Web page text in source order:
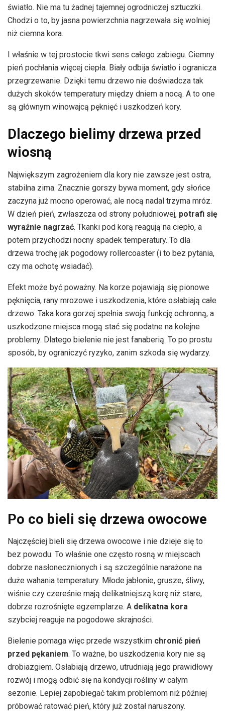
światło. Nie ma tu żadnej tajemnej ogrodniczej sztuczki.
Chodzi o to, by jasna powierzchnia nagrzewała się wolniej
niż ciemna kora.
I właśnie w tej prostocie tkwi sens całego zabiegu. Ciemny
pień pochłania więcej ciepła. Biały odbija światło i ogranicza
przegrzewanie. Dzięki temu drzewo nie doświadcza tak
dużych skoków temperatury między dniem a nocą. A to one
są głównym winowajcą pęknięć i uszkodzeń kory.
Dlaczego bielimy drzewa przed
wiosną
Największym zagrożeniem dla kory nie zawsze jest ostra,
stabilna zima. Znacznie gorszy bywa moment, gdy słońce
zaczyna już mocno operować, ale nocą nadal trzyma mróz.
W dzień pień, zwłaszcza od strony południowej, potrafi się
wyraźnie nagrzać. Tkanki pod korą reagują na ciepło, a
potem przychodzi nocny spadek temperatury. To dla
drzewa trochę jak pogodowy rollercoaster (i to bez pytania,
czy ma ochotę wsiadać).
Efekt może być poważny. Na korze pojawiają się pionowe
pęknięcia, rany mrozowe i uszkodzenia, które osłabiają całe
drzewo. Taka kora gorzej spełnia swoją funkcję ochronną, a
uszkodzone miejsca mogą stać się podatne na kolejne
problemy. Dlatego bielenie nie jest fanaberią. To po prostu
sposób, by ograniczyć ryzyko, zanim szkoda się wydarzy.
Po co bieli się drzewa owocowe
Najczęściej bieli się drzewa owocowe i nie dzieje się to
bez powodu. To właśnie one często rosną w miejscach
dobrze nasłonecznionych i są szczególnie narażone na
duże wahania temperatury. Młode jabłonie, grusze, śliwy,
wiśnie czy czereśnie mają delikatniejszą korę niż stare,
dobrze rozrośnięte egzemplarze. A delikatna kora
szybciej reaguje na pogodowe skrajności.
Bielenie pomaga więc przede wszystkim chronić pień
przed pękaniem. To ważne, bo uszkodzenia kory nie są
drobiazgiem. Osłabiają drzewo, utrudniają jego prawidłowy
rozwój i mogą odbić się na kondycji rośliny w całym
sezonie. Lepiej zapobiegać takim problemom niż później
próbować ratować pień, który już został naruszony.